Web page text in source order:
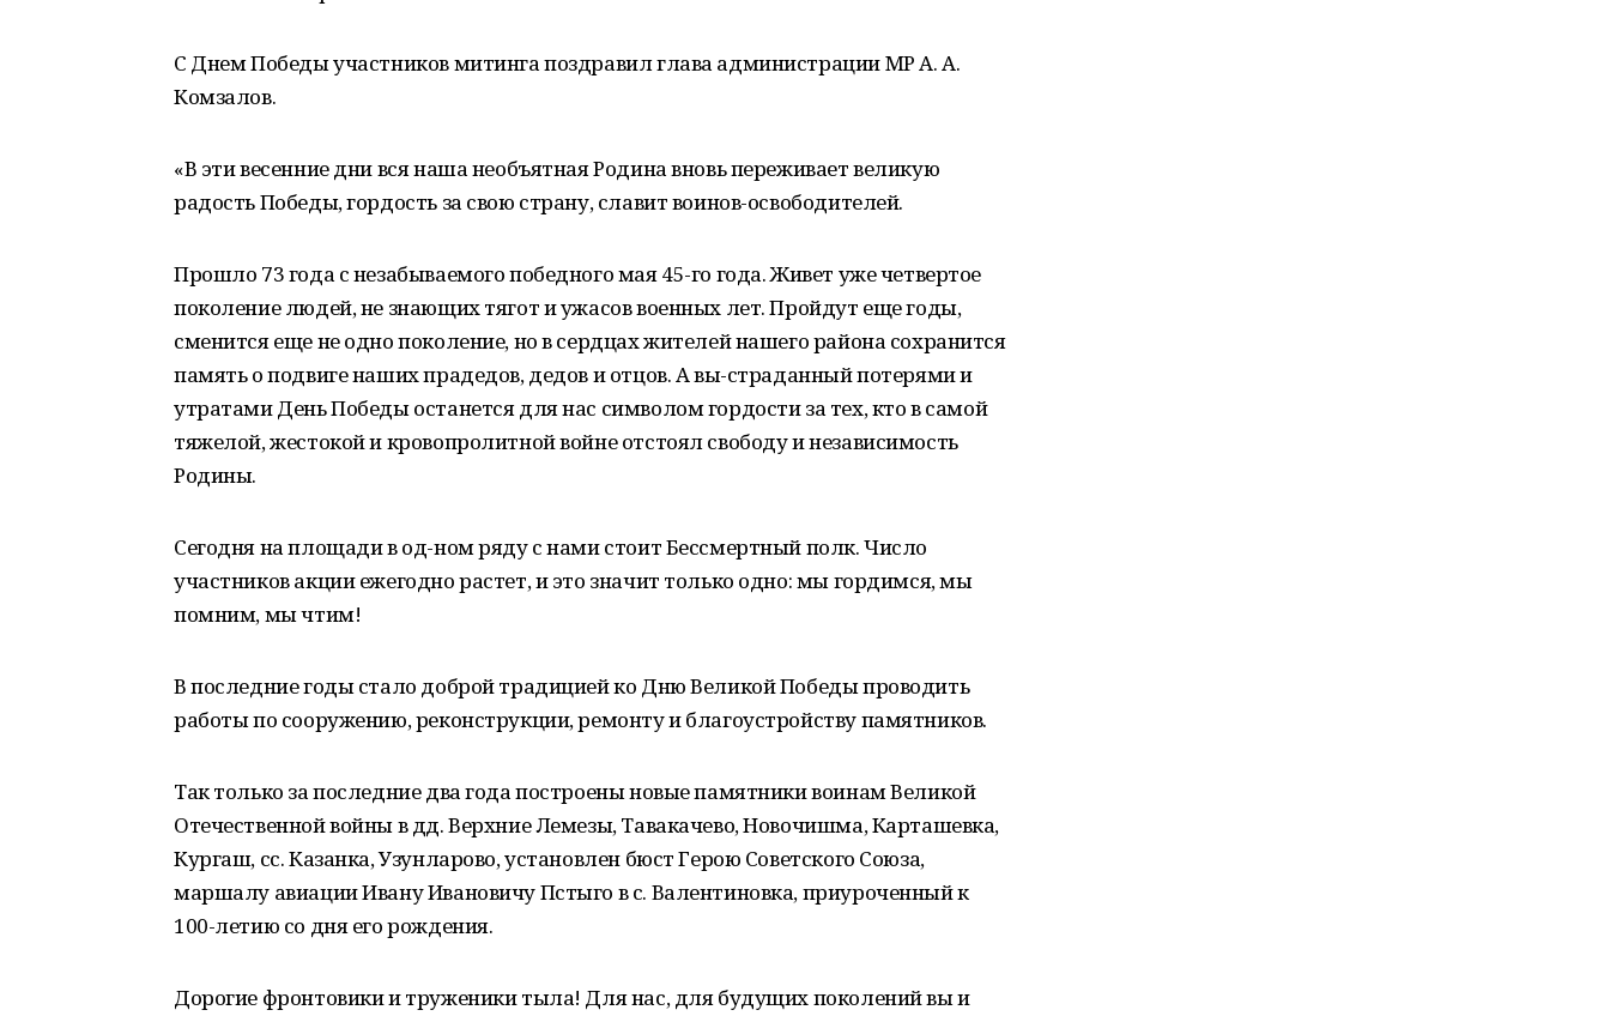
С Днем Победы участников митинга поздравил глава администрации МР А. А.
Комзалов.
«В эти весенние дни вся наша необъятная Родина вновь переживает великую
радость Победы, гордость за свою страну, славит воинов-освободителей.
Прошло 73 года с незабываемого победного мая 45-го года. Живет уже четвертое
поколение людей, не знающих тягот и ужасов военных лет. Пройдут еще годы,
сменится еще не одно поколение, но в сердцах жителей нашего района сохранится
память о подвиге наших прадедов, дедов и отцов. А вы-страданный потерями и
утратами День Победы останется для нас символом гордости за тех, кто в самой
тяжелой, жестокой и кровопролитной войне отстоял свободу и независимость
Родины.
Сегодня на площади в од-ном ряду с нами стоит Бессмертный полк. Число
участников акции ежегодно растет, и это значит только одно: мы гордимся, мы
помним, мы чтим!
В последние годы стало доброй традицией ко Дню Великой Победы проводить
работы по сооружению, реконструкции, ремонту и благоустройству памятников.
Так только за последние два года построены новые памятники воинам Великой
Отечественной войны в дд. Верхние Лемезы, Тавакачево, Новочишма, Карташевка,
Кургаш, сс. Казанка, Узунларово, установлен бюст Герою Советского Союза,
маршалу авиации Ивану Ивановичу Пстыго в с. Валентиновка, приуроченный к
100-летию со дня его рождения.
Дорогие фронтовики и труженики тыла! Для нас, для будущих поколений вы и